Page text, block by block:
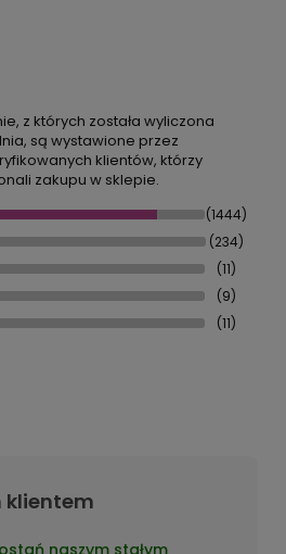
z których została wyliczona
są wystawione przez
klientów, którzy
zakupu w sklepie.
(1444)
(234)
(11)
(9)
(11)
klientem
naszym stałym